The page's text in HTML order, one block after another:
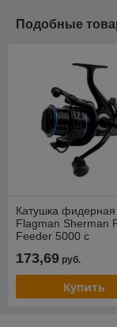
Подобные
Катушка фидерная
Flagman Sherman
Feeder 5000 с
байтранером
173,69 руб.
Купить